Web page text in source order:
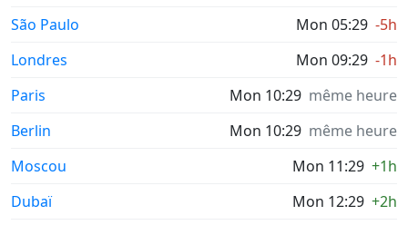
São Paulo
Mon 05:29 -5h
Londres
Mon 09:29 -1h
Paris
Mon 10:29 même heure
Berlin
Mon 10:29 même heure
Moscou
Mon 11:29 +1h
Dubaï
Mon 12:29 +2h